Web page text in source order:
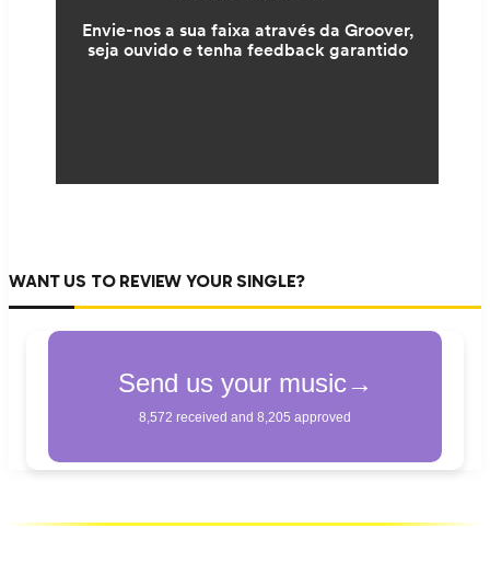
WANT US TO REVIEW YOUR SINGLE?